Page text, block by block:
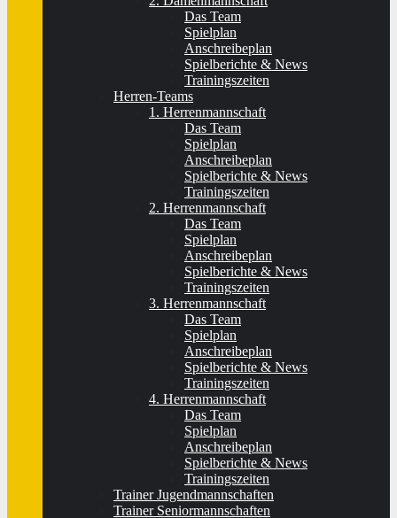
Das Team
Spielplan
Anschreibeplan
Spielberichte & News
Trainingszeiten
Herren-Teams
1. Herrenmannschaft
Das Team
Spielplan
Anschreibeplan
Spielberichte & News
Trainingszeiten
2. Herrenmannschaft
Das Team
Spielplan
Anschreibeplan
Spielberichte & News
Trainingszeiten
3. Herrenmannschaft
Das Team
Spielplan
Anschreibeplan
Spielberichte & News
Trainingszeiten
4. Herrenmannschaft
Das Team
Spielplan
Anschreibeplan
Spielberichte & News
Trainingszeiten
Trainer Jugendmannschaften
Trainer Seniormannschaften